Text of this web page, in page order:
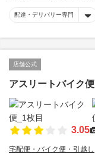
配達・デリバリー専門
店舗公式
アスリートバイク便
3.05
宅配便・バイク便・引越し